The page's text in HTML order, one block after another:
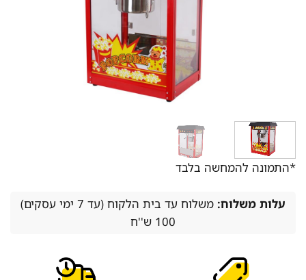
*התמונה להמחשה בלבד
עלות משלוח:
משלוח עד בית הלקוח (עד 7 ימי עסקים)
100 ש''ח